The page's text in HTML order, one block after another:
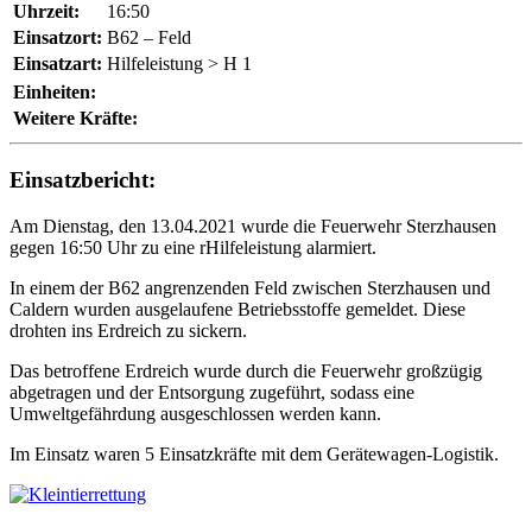
Uhrzeit:
16:50
Einsatzort: B62 – Feld
Einsatzart: Hilfeleistung > H 1
Einheiten:
Weitere Kräfte:
Einsatzbericht:
Am Dienstag, den 13.04.2021 wurde die Feuerwehr Sterzhausen
gegen 16:50 Uhr zu eine rHilfeleistung alarmiert.
In einem der B62 angrenzenden Feld zwischen Sterzhausen und
Caldern wurden ausgelaufene Betriebsstoffe gemeldet. Diese
drohten ins Erdreich zu sickern.
Das betroffene Erdreich wurde durch die Feuerwehr großzügig
abgetragen und der Entsorgung zugeführt, sodass eine
Umweltgefährdung ausgeschlossen werden kann.
Im Einsatz waren 5 Einsatzkräfte mit dem Gerätewagen-Logistik.